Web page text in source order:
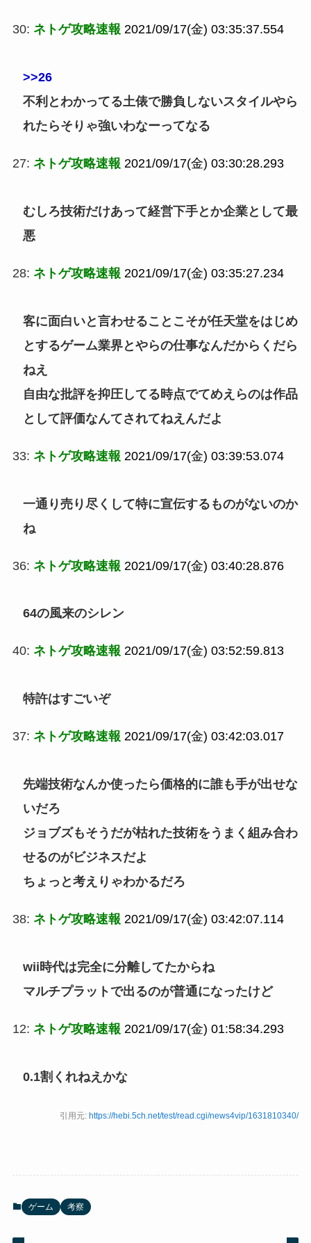
30: ネトゲ攻略速報 2021/09/17(金) 03:35:37.554
>>26
不利とわかってる土俵で勝負しないスタイルやら
れたらそりゃ強いわなーってなる
27: ネトゲ攻略速報 2021/09/17(金) 03:30:28.293
むしろ技術だけあって経営下手とか企業として最
悪
28: ネトゲ攻略速報 2021/09/17(金) 03:35:27.234
客に面白いと言わせることこそが任天堂をはじめ
とするゲーム業界とやらの仕事なんだからくだら
ねえ
自由な批評を抑圧してる時点でてめえらのは作品
として評価なんてされてねえんだよ
33: ネトゲ攻略速報 2021/09/17(金) 03:39:53.074
一通り売り尽くして特に宣伝するものがないのか
ね
36: ネトゲ攻略速報 2021/09/17(金) 03:40:28.876
64の風来のシレン
40: ネトゲ攻略速報 2021/09/17(金) 03:52:59.813
特許はすごいぞ
37: ネトゲ攻略速報 2021/09/17(金) 03:42:03.017
先端技術なんか使ったら価格的に誰も手が出せな
いだろ
ジョブズもそうだが枯れた技術をうまく組み合わ
せるのがビジネスだよ
ちょっと考えりゃわかるだろ
38: ネトゲ攻略速報 2021/09/17(金) 03:42:07.114
wii時代は完全に分離してたからね
マルチプラットで出るのが普通になったけど
12: ネトゲ攻略速報 2021/09/17(金) 01:58:34.293
0.1割くれねえかな
引用元:https://hebi.5ch.net/test/read.cgi/news4vip/1631810340/
ゲーム 考察